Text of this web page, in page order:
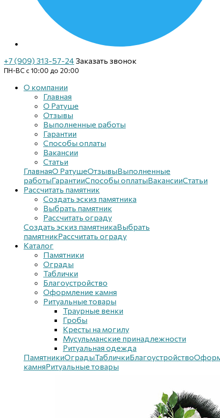
+7 (909) 313-57-24Заказать звонок
ПН-ВС с 10:00 до 20:00
О компании
Главная
О Ратуше
Отзывы
Выполненные работы
Гарантии
Способы оплаты
Вакансии
Статьи
ГлавнаяО РатушеОтзывыВыполненные
работыГарантииСпособы оплатыВакансииСтатьи
Рассчитать памятник
Создать эскиз памятника
Выбрать памятник
Рассчитать ограду
Создать эскиз памятникаВыбрать
памятникРассчитать ограду
Каталог
Памятники
Ограды
Таблички
Благоустройствo
Оформление камня
Ритуальные товары
Траурные венки
Гробы
Кресты на могилу
Мусульманские принадлежности
Ритуальная одежда
ПамятникиОградыТабличкиБлагоустройствo
камняРитуальные товары